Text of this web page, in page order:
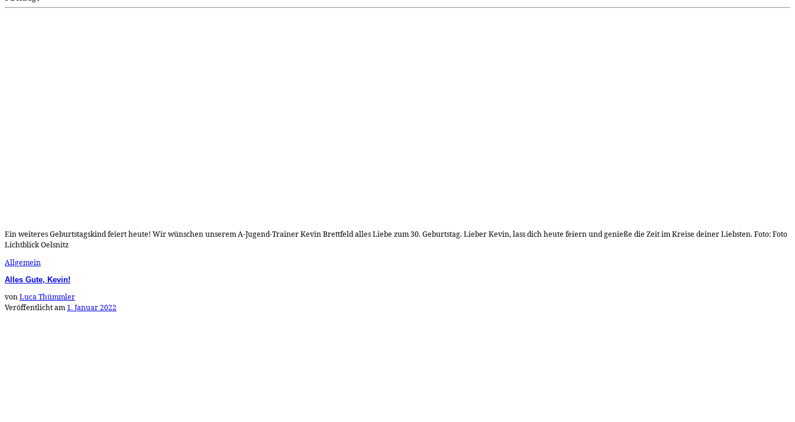
Ein weiteres Geburtstagskind feiert heute! Wir wünschen unserem A-Jugend-Trainer Kevin Brettfeld alles Liebe zum 30. Geburtstag. Lieber Kevin, lass dich heute feiern und genieße die Zeit im Kreise deiner Liebsten. Foto: Foto
Lichtblick Oelsnitz
Allgemein
Alles Gute, Kevin!
vonLuca Thümmler
Veröffentlicht am1. Januar 2022